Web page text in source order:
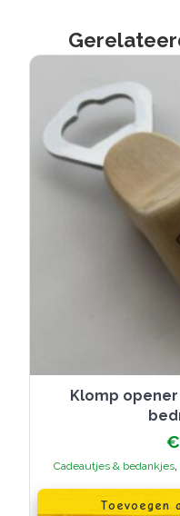
Klomp opener met persoonlijke
€
Cadeautjes & bedankjes
Toevoegen